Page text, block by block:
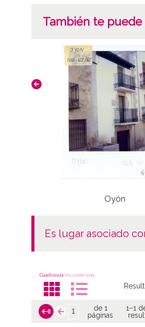
También te puede
Oyón
es lugar asociado
CuadrículaVer como lista
de 1
páginas
1–1